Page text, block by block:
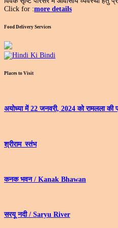
Click for :more details
Food Delivery Services
Places to Visit
अयोध्‍या में 22 जनवरी, 2024 को रामलला की
श्रीराम_स्तंभ
कनक भवन / Kanak Bhawan
सरयू नदी / Saryu River